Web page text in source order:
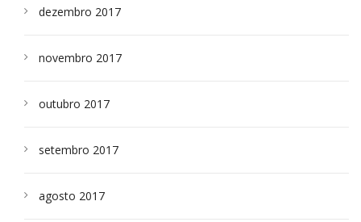
dezembro 2017
novembro 2017
outubro 2017
setembro 2017
agosto 2017